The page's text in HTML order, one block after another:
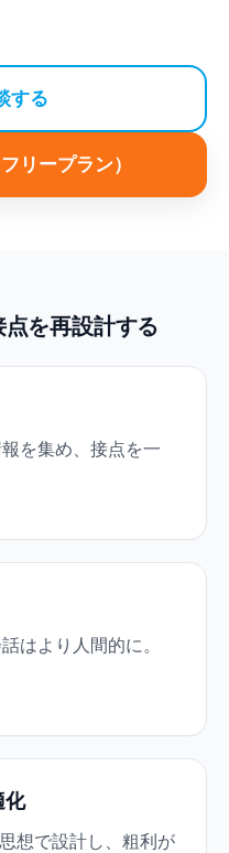
する
リープラン）
を再設計する
を集め、接点を一
はより人間的に。
化
想で設計し、粗利が